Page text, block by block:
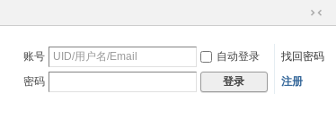
切
到
账号 自动登录
找回密码
密码
登录 注册